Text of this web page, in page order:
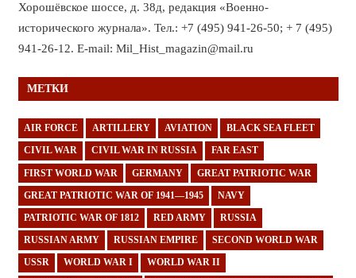
Хорошёвское шоссе, д. 38д, редакция «Военно-
исторического журнала». Тел.: +7 (495) 941-26-50; + 7 (495)
941-26-12. E-mail: Mil_Hist_magazin@mail.ru
МЕТКИ
AIR FORCE ARTILLERY AVIATION BLACK SEA FLEET
CIVIL WAR CIVIL WAR IN RUSSIA FAR EAST
FIRST WORLD WAR GERMANY GREAT PATRIOTIC WAR
GREAT PATRIOTIC WAR OF 1941—1945 NAVY
PATRIOTIC WAR OF 1812 RED ARMY RUSSIA
RUSSIAN ARMY RUSSIAN EMPIRE SECOND WORLD WAR
USSR WORLD WAR I WORLD WAR II